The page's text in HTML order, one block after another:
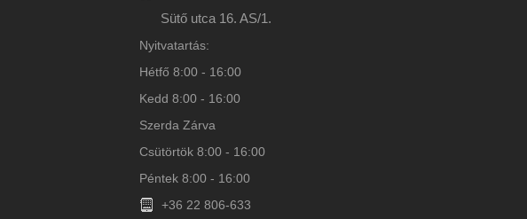
Sütő utca 16. AS/1.
Nyitvatartás:
Hétfő 8:00 - 16:00
Kedd 8:00 - 16:00
Szerda Zárva
Csütörtök 8:00 - 16:00
Péntek 8:00 - 16:00
+36 22 806-633